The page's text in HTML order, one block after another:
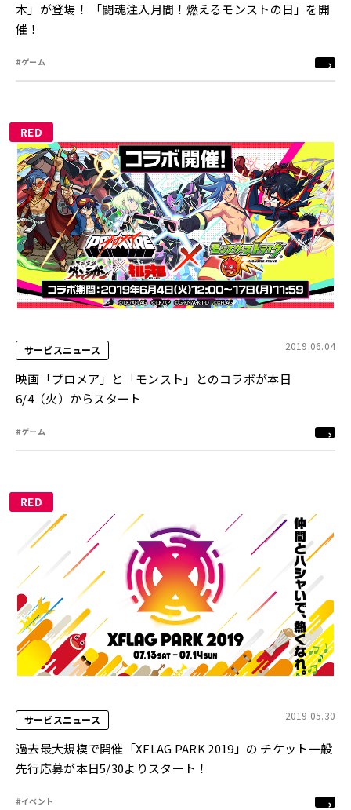
木」が登場！ 「闘魂注入月間！燃えるモンストの日」を開
催！
#ゲーム
RED
サービスニュース 2019.06.04
映画「プロメア」と「モンスト」とのコラボが本日
6/4（火）からスタート
#ゲーム
RED
サービスニュース 2019.05.30
過去最大規模で開催「XFLAG PARK 2019」の チケット一般
先行応募が本日5/30よりスタート！
#イベント